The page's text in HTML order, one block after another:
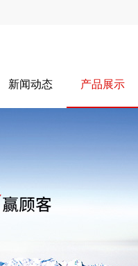
新闻动态 产品展示